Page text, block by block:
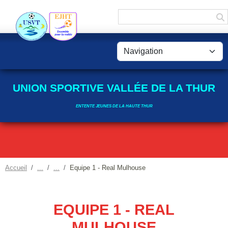
UNION SPORTIVE VALLÉE DE LA THUR
ENTENTE JEUNES DE LA HAUTE THUR
Accueil Equipe 1 - Real Mulhouse
EQUIPE 1 - REAL